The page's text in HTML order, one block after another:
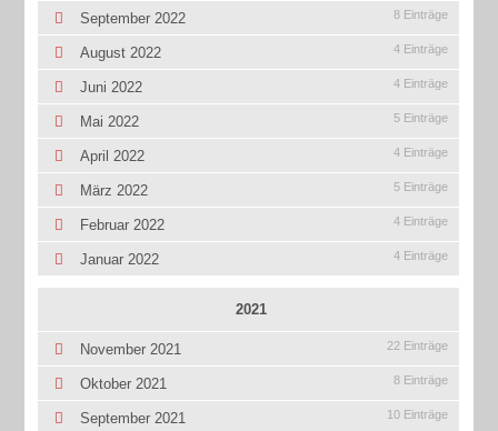
September 2022 8 Einträge
August 2022 4 Einträge
Juni 2022 4 Einträge
Mai 2022 5 Einträge
April 2022 4 Einträge
März 2022 5 Einträge
Februar 2022 4 Einträge
Januar 2022 4 Einträge
2021
November 2021 22 Einträge
Oktober 2021 8 Einträge
September 2021 10 Einträge